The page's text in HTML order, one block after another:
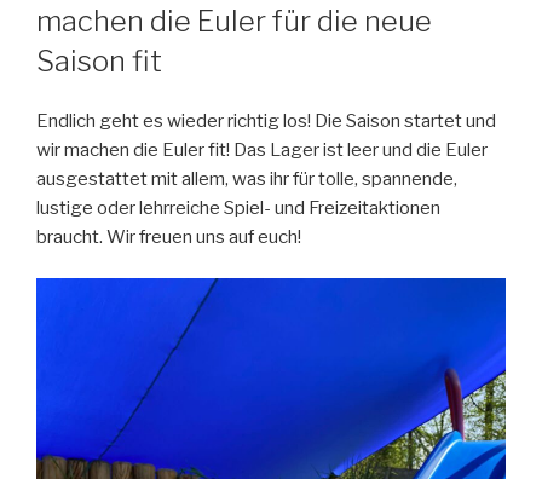
machen die Euler für die neue
Saison fit
Endlich geht es wieder richtig los! Die Saison startet und
wir machen die Euler fit! Das Lager ist leer und die Euler
ausgestattet mit allem, was ihr für tolle, spannende,
lustige oder lehrreiche Spiel- und Freizeitaktionen
braucht. Wir freuen uns auf euch!